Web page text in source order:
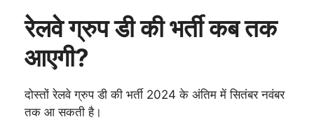
रेलवे ग्रुप डी की भर्ती कब तक
आएगी?
दोस्तों रेलवे ग्रुप डी की भर्ती 2024 के अंतिम में सितंबर नवंबर
तक आ सकती है।